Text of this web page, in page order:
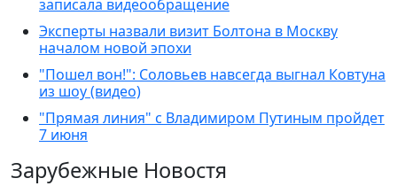
записала видеообращение
Эксперты назвали визит Болтона в Москву
началом новой эпохи
"Пошел вон!": Соловьев навсегда выгнал Ковтуна
из шоу (видео)
"Прямая линия" с Владимиром Путиным пройдет
7 июня
Зарубежные Новостя